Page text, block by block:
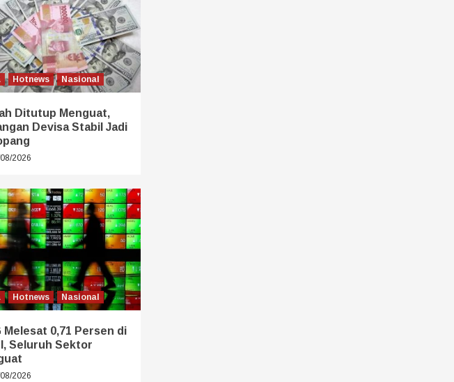
Hotnews Nasional
Ditutup Menguat,
Devisa Stabil Jadi
2026
Hotnews Nasional
Melesat 0,71 Persen di
Seluruh Sektor
2026